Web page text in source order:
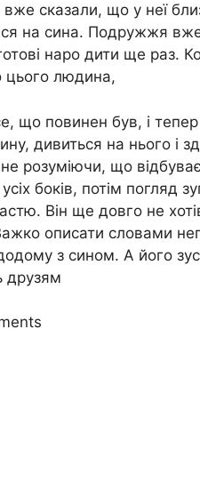
вже сказали, що у неї
на сина. Подружжя
наро дити ще раз.
цього людина,
що повинен був, і тепер
дивиться на нього і
розуміючи, що
боків, потім погляд
Він ще довго не
описати словами
з сином. А його
друзям